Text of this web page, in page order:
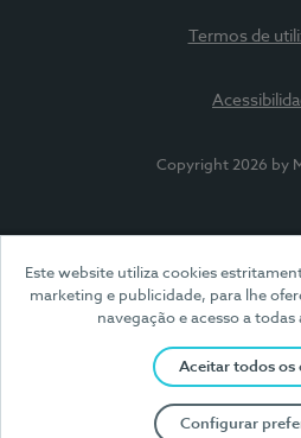
Este website utiliza cookies
marketing e publicidade, para lhe
navegação e acesso a
Aceitar todos os
Configurar
Termos de
Copyright 2026 by